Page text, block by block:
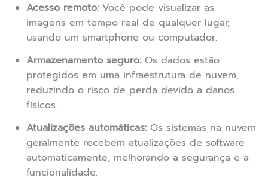
Acesso remoto: Você pode visualizar as
imagens em tempo real de qualquer lugar,
usando um smartphone ou computador.
Armazenamento seguro: Os dados estão
protegidos em uma infraestrutura de nuvem,
reduzindo o risco de perda devido a danos
físicos.
Atualizações automáticas: Os sistemas na nuvem
geralmente recebem atualizações de software
automaticamente, melhorando a segurança e a
funcionalidade.